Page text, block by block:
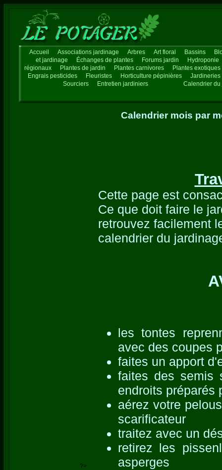
Accueil Associations jardinage Arbres Art floral Bassins
et jardinage
Échanges de plantes Forums jardin
Hydroponie
régionaux
Plantes de jardin Plantes carnivores
Plantes exotiques
Engrais pesticides
Fleuristes Horticulture pépinières
Jardineries
Sourciers
Entretien jardiniers Calendrier du
Calendrier mois par
?>
Cette page est
Ce que doit faire le
retrouvez facilement
calendrier du
les tontes
avec des coupes
faites un apport
faites des semis
endroits préparés
aérez votre
scarificateur
traitez avec un
retirez les
asperges